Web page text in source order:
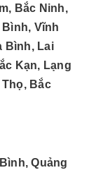
Bắc Ninh,
Vĩnh
Bình, Lai
Kạn, Lạng
Bắc
Quảng